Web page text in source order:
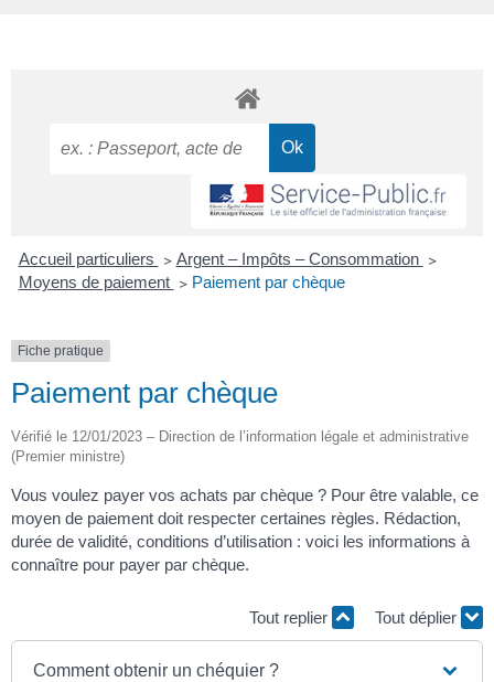
Accueil particuliers > Argent – Impôts – Consommation >
Moyens de paiement > Paiement par chèque
Fiche pratique
Paiement par chèque
Vérifié le 12/01/2023 – Direction de l’information légale et administrative
(Premier ministre)
Vous voulez payer vos achats par chèque ? Pour être valable, ce
moyen de paiement doit respecter certaines règles. Rédaction,
durée de validité, conditions d’utilisation : voici les informations à
connaître pour payer par chèque.
Tout replier Tout déplier
Comment obtenir un chéquier ?